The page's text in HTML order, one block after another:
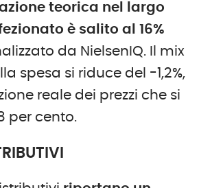
teorica nel largo
è salito al 16%
da NielsenIQ. Il mix
spesa si riduce del -1,2%,
reale dei prezzi che si
per cento.